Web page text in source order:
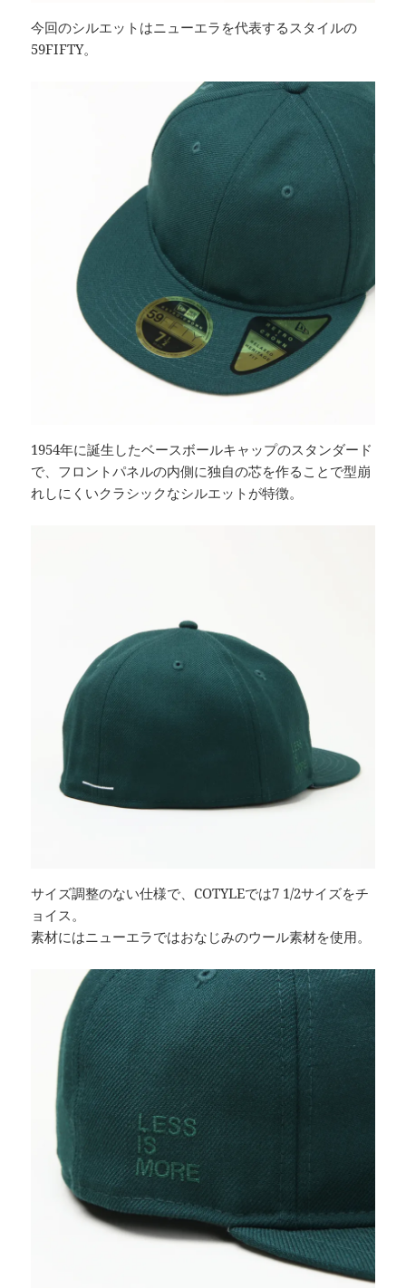
今回のシルエットはニューエラを代表するスタイルの
59FIFTY。
1954年に誕生したベースボールキャップのスタンダード
で、フロントパネルの内側に独自の芯を作ることで型崩
れしにくいクラシックなシルエットが特徴。
サイズ調整のない仕様で、COTYLEでは7 1/2サイズをチ
ョイス。
素材にはニューエラではおなじみのウール素材を使用。